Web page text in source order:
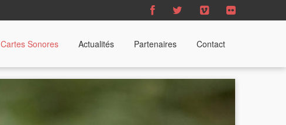
Cartes Sonores Actualités Partenaires Contact